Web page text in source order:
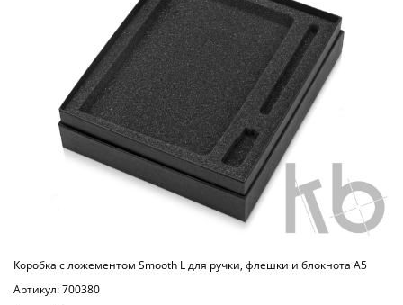
Коробка с ложементом Smooth L для ручки, флешки и блокнота А5
Артикул: 700380